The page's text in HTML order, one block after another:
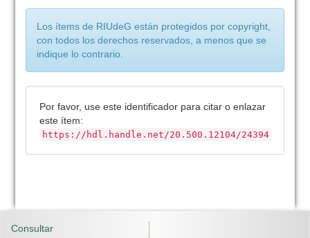
Los ítems de RIUdeG están protegidos por copyright,
con todos los derechos reservados, a menos que se
indique lo contrario.
Por favor, use este identificador para citar o enlazar
este ítem:
https://hdl.handle.net/20.500.12104/24394
Consultar